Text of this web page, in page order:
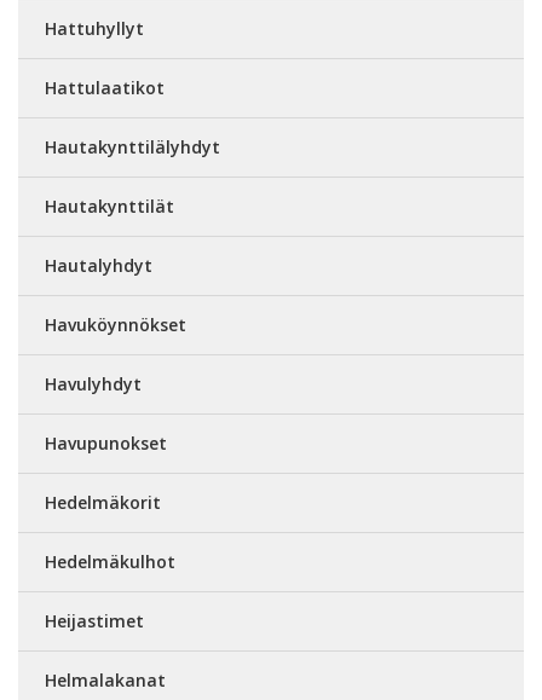
Hattuhyllyt
Hattulaatikot
Hautakynttilälyhdyt
Hautakynttilät
Hautalyhdyt
Havuköynnökset
Havulyhdyt
Havupunokset
Hedelmäkorit
Hedelmäkulhot
Heijastimet
Helmalakanat